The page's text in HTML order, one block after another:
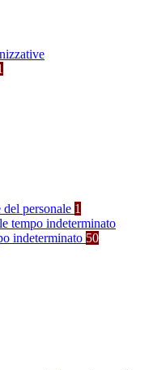
personale 1
tempo indeterminato
indeterminato 50